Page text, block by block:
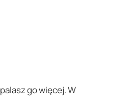
go więcej. W